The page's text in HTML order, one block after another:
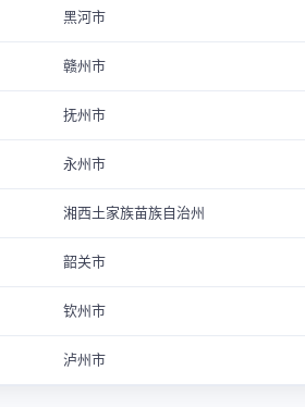
黑河市
赣州市
抚州市
永州市
湘西土家族苗族自治州
韶关市
钦州市
泸州市